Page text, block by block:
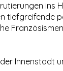
ins
tiefgreifende
Innenstadt